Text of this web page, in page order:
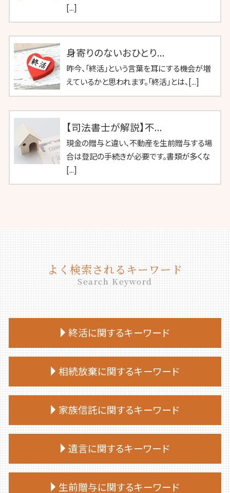
[...]
身寄りのないおひとり...
昨今、「終活」という言葉を耳にする機会が増
えているかと思われます。「終活」とは、[...]
【司法書士が解説】不...
現金の贈与と違い、不動産を生前贈与する場
合は登記の手続きが必要です。書類が多くな
[...]
よく検索されるキーワード
Search Keyword
終活に関するキーワード
終活 始める時期
終活 目的
終活 いつから
終活 勧め方
終活 いくつから
相続放棄に関するキーワード
相続放棄申述書
相続放棄 空き家
相続放棄 仕方
相続放棄手続き 司法書士
家族信託に関するキーワード
家族 信託 民事
家族信託手続き 自分で
遺言に関するキーワード
生前贈与に関するキーワード